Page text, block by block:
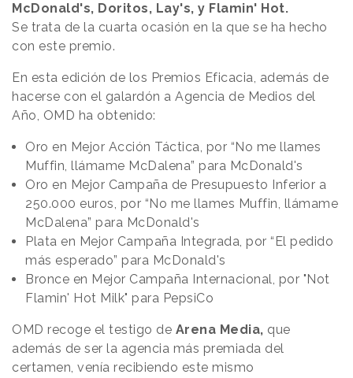
McDonald's, Doritos, Lay's, y Flamin' Hot.
Se trata de la cuarta ocasión en la que se ha hecho
con este premio.
En esta edición de los Premios Eficacia, además de
hacerse con el galardón a Agencia de Medios del
Año, OMD ha obtenido:
Oro en Mejor Acción Táctica, por “No me llames
Muffin, llámame McDalena” para McDonald's
Oro en Mejor Campaña de Presupuesto Inferior a
250.000 euros, por “No me llames Muffin, llámame
McDalena” para McDonald's
Plata en Mejor Campaña Integrada, por “El pedido
más esperado” para McDonald's
Bronce en Mejor Campaña Internacional, por "Not
Flamin' Hot Milk" para PepsiCo
OMD recoge el testigo de Arena Media, que
además de ser la agencia más premiada del
certamen, venía recibiendo este mismo